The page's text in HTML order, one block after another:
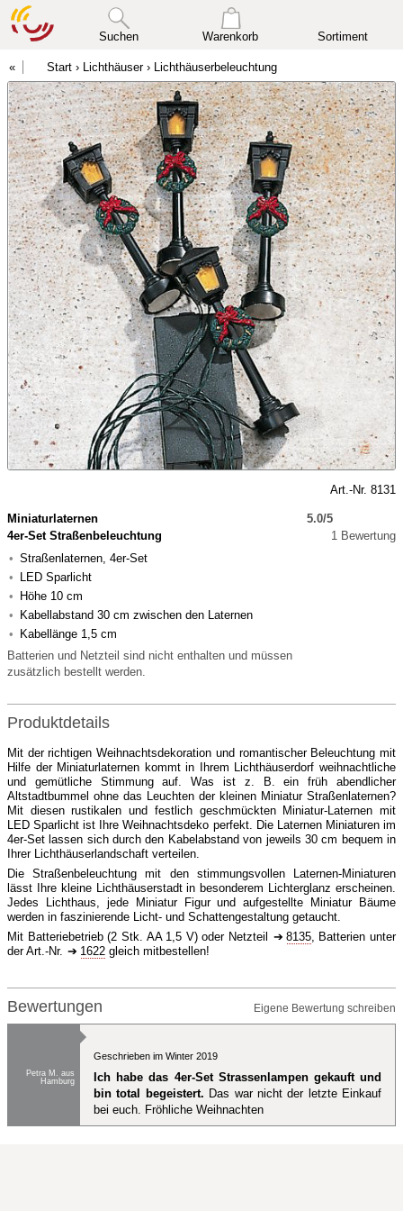
Suchen Warenkorb Sortiment
Start › Lichthäuser› Lichthäuserbeleuchtung
Art.-Nr. 8131
Miniaturlaternen
4er-Set Straßenbeleuchtung
Straßenlaternen, 4er-Set
LED Sparlicht
Höhe 10 cm
Kabellabstand 30 cm zwischen den Laternen
Kabellänge 1,5 cm
Batterien und Netzteil sind nicht enthalten und müssen
zusätzlich bestellt werden.
5.0/5
1 Bewertung
Produktdetails
Mit der richtigen Weihnachtsdekoration und romantischer Beleuchtung mit
Hilfe der Miniaturlaternen kommt in Ihrem Lichthäuserdorf weihnachtliche
und gemütliche Stimmung auf. Was ist z. B. ein früh abendlicher
Altstadtbummel ohne das Leuchten der kleinen Miniatur Straßenlaternen?
Mit diesen rustikalen und festlich geschmückten Miniatur-Laternen mit
LED Sparlicht ist Ihre Weihnachtsdeko perfekt. Die Laternen Miniaturen im
4er-Set lassen sich durch den Kabelabstand von jeweils 30 cm bequem in
Ihrer Lichthäuserlandschaft verteilen.
Die Straßenbeleuchtung mit den stimmungsvollen Laternen-Miniaturen
lässt Ihre kleine Lichthäuserstadt in besonderem Lichterglanz erscheinen.
Jedes Lichthaus, jede Miniatur Figur und aufgestellte Miniatur Bäume
werden in faszinierende Licht- und Schattengestaltung getaucht.
Mit Batteriebetrieb (2 Stk. AA 1,5 V) oder Netzteil
8135, Batterien unter
der Art.-Nr.
1622 gleich mitbestellen!
Bewertungen Eigene Bewertung schreiben
Petra M. aus
Hamburg
Geschrieben im Winter 2019
Ich habe das 4er-Set Strassenlampen gekauft und
bin total begeistert. Das war nicht der letzte Einkauf
bei euch. Fröhliche Weihnachten